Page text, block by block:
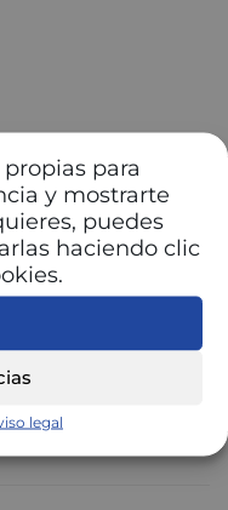
para
y mostrarte
puedes
haciendo clic
legal